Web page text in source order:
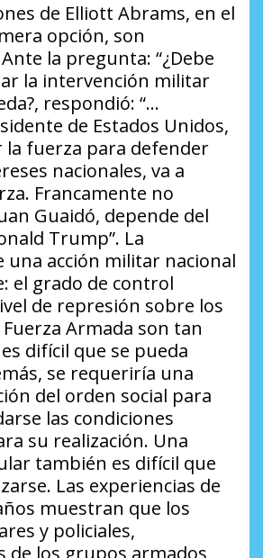
de Elliott Abrams, en el
opción, son
la pregunta: “¿Debe
la intervención militar
respondió: “…
de Estados Unidos,
la fuerza para defender
nacionales, va a
Francamente no
Guaidó, depende del
Trump”. La
una acción militar nacional
el grado de control
de represión sobre los
Armada son tan
difícil que se pueda
se requeriría una
del orden social para
las condiciones
su realización. Una
también es difícil que
Las experiencias de
muestran que los
y policiales,